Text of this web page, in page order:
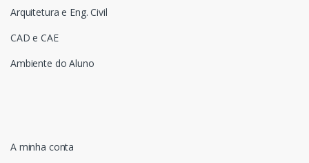
Arquitetura e Eng. Civil
CAD e CAE
Ambiente do Aluno
A minha conta